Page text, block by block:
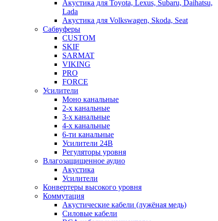
Акустика для Toyota, Lexus, Subaru, Daihatsu,
Lada
Акустика для Volkswagen, Skoda, Seat
Сабвуферы
CUSTOM
SKIF
SARMAT
VIKING
PRO
FORCE
Усилители
Моно канальные
2-х канальные
3-х канальные
4-х канальные
6-ти канальные
Усилители 24В
Регуляторы уровня
Влагозащищенное аудио
Акустика
Усилители
Конвертеры высокого уровня
Коммутация
Акустические кабели (лужёная медь)
Силовые кабели